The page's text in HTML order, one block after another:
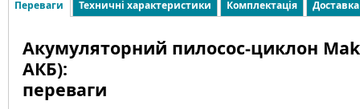
Переваги Техничні характеристики Комплектація
Акумуляторний пилосос-циклон
АКБ):
переваги